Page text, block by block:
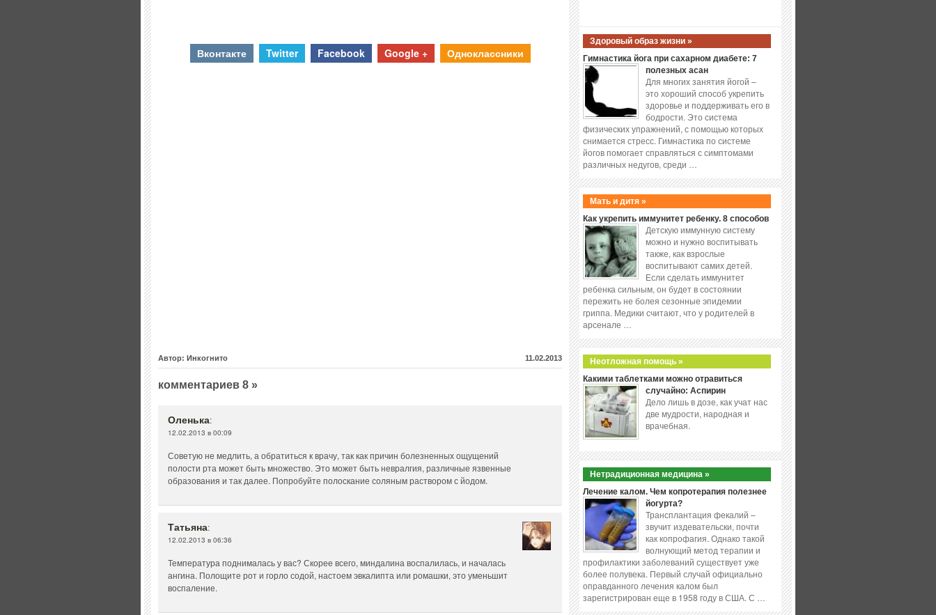
Вконтакте Twitter Facebook Google + Одноклассники
Автор: Инкогнито 11.02.2013
комментариев 8 »
Оленька:
12.02.2013 в 00:09
Советую не медлить, а обратиться к врачу, так как причин болезненных ощущений
полости рта может быть множество. Это может быть невралгия, различные язвенные
образования и так далее. Попробуйте полоскание соляным раствором с йодом.
Татьяна:
12.02.2013 в 06:36
Температура поднималась у вас? Скорее всего, миндалина воспалилась, и началась
ангина. Полощите рот и горло содой, настоем эвкалипта или ромашки, это уменьшит
воспаление.
Здоровый образ жизни »
Гимнастика йога при сахарном диабете: 7
полезных асан
Для многих занятия йогой –
это хороший способ укрепить
здоровье и поддерживать его в
бодрости. Это система
физических упражнений, с помощью которых
снимается стресс. Гимнастика по системе
йогов помогает справляться с симптомами
различных недугов, среди …
Мать и дитя »
Как укрепить иммунитет ребенку. 8 способов
Детскую иммунную систему
можно и нужно воспитывать
также, как взрослые
воспитывают самих детей.
Если сделать иммунитет
ребенка сильным, он будет в состоянии
пережить не болея сезонные эпидемии
гриппа. Медики считают, что у родителей в
арсенале …
Неотложная помощь »
Какими таблетками можно отравиться
случайно: Аспирин
Дело лишь в дозе, как учат нас
две мудрости, народная и
врачебная.
Нетрадиционная медицина »
Лечение калом. Чем копротерапия полезнее
йогурта?
Трансплантация фекалий –
звучит издевательски, почти
как копрофагия. Однако такой
волнующий метод терапии и
профилактики заболеваний существует уже
более полувека. Первый случай официально
оправданного лечения калом был
зарегистрирован еще в 1958 году в США. С …